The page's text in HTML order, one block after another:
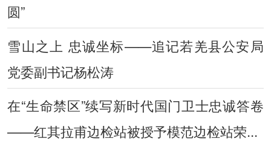
圆”
雪山之上 忠诚坐标——追记若羌县公安局
党委副书记杨松涛
在“生命禁区”续写新时代国门卫士忠诚答卷
——红其拉甫边检站被授予模范边检站荣...